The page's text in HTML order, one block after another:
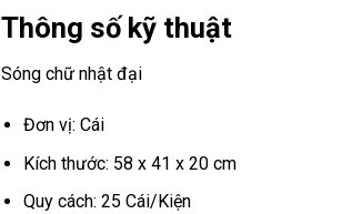
Thông số kỹ thuật
Sóng chữ nhật đại
Đơn vị: Cái
Kích thước: 58 x 41 x 20 cm
Quy cách: 25 Cái/Kiện